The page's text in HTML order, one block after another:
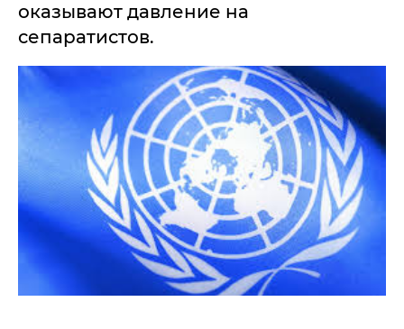
оказывают давление на
сепаратистов.